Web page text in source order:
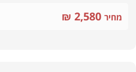
מחיר ₪